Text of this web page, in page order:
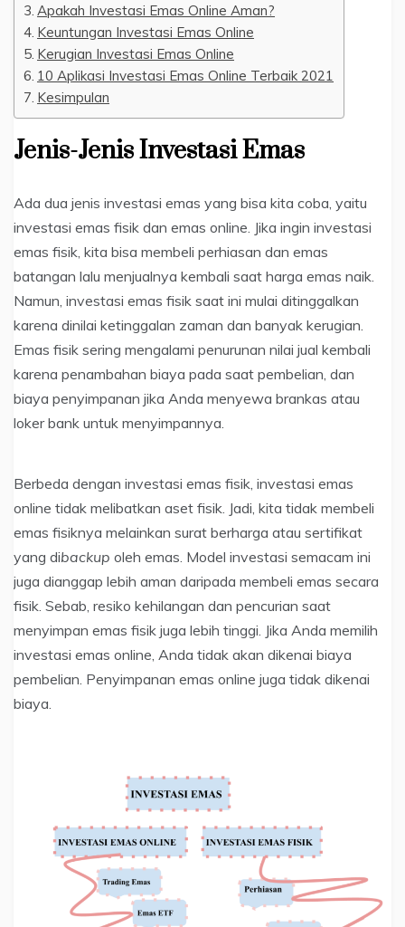
Apakah Investasi Emas Online Aman?
Keuntungan Investasi Emas Online
Kerugian Investasi Emas Online
10 Aplikasi Investasi Emas Online Terbaik 2021
Kesimpulan
Jenis-Jenis Investasi Emas
Ada dua jenis investasi emas yang bisa kita coba, yaitu
investasi emas fisik dan emas online. Jika ingin investasi
emas fisik, kita bisa membeli perhiasan dan emas
batangan lalu menjualnya kembali saat harga emas naik.
Namun, investasi emas fisik saat ini mulai ditinggalkan
karena dinilai ketinggalan zaman dan banyak kerugian.
Emas fisik sering mengalami penurunan nilai jual kembali
karena penambahan biaya pada saat pembelian, dan
biaya penyimpanan jika Anda menyewa brankas atau
loker bank untuk menyimpannya.
Berbeda dengan investasi emas fisik, investasi emas
online tidak melibatkan aset fisik. Jadi, kita tidak membeli
emas fisiknya melainkan surat berharga atau sertifikat
yang dibackup oleh emas. Model investasi semacam ini
juga dianggap lebih aman daripada membeli emas secara
fisik. Sebab, resiko kehilangan dan pencurian saat
menyimpan emas fisik juga lebih tinggi. Jika Anda memilih
investasi emas online, Anda tidak akan dikenai biaya
pembelian. Penyimpanan emas online juga tidak dikenai
biaya.